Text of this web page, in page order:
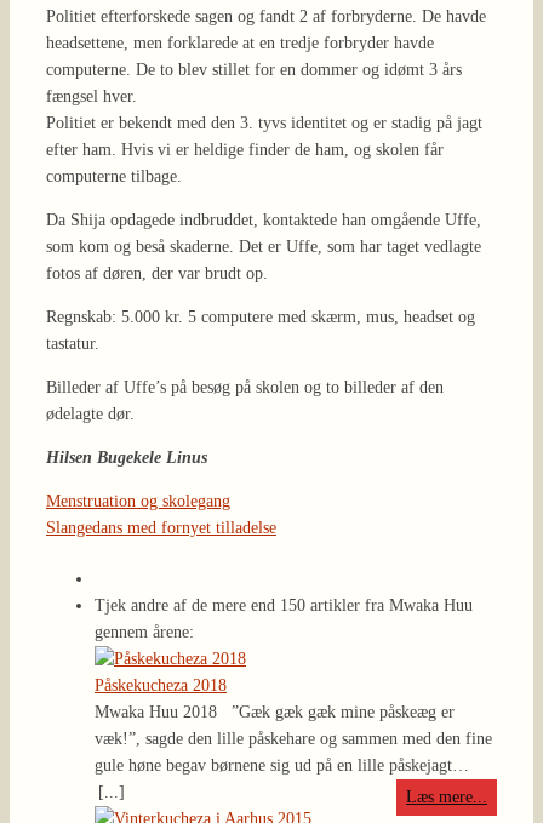
Politiet efterforskede sagen og fandt 2 af forbryderne. De havde
headsettene, men forklarede at en tredje forbryder havde
computerne. De to blev stillet for en dommer og idømt 3 års
fængsel hver.
Politiet er bekendt med den 3. tyvs identitet og er stadig på jagt
efter ham. Hvis vi er heldige finder de ham, og skolen får
computerne tilbage.
Da Shija opdagede indbruddet, kontaktede han omgående Uffe,
som kom og beså skaderne. Det er Uffe, som har taget vedlagte
fotos af døren, der var brudt op.
Regnskab: 5.000 kr. 5 computere med skærm, mus, headset og
tastatur.
Billeder af Uffe’s på besøg på skolen og to billeder af den
ødelagte dør.
Hilsen Bugekele Linus
Menstruation og skolegang
Slangedans med fornyet tilladelse
Tjek andre af de mere end 150 artikler fra Mwaka Huu
gennem årene:
Påskekucheza 2018
Mwaka Huu 2018 ”Gæk gæk gæk mine påskeæg er
væk!”, sagde den lille påskehare og sammen med den fine
gule høne begav børnene sig ud på en lille påskejagt…
[...]
Læs mere...